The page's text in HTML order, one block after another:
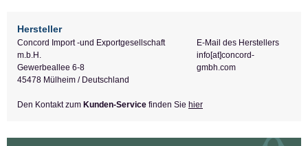
Hersteller
Concord Import -und Exportgesellschaft
m.b.H.
Gewerbeallee 6-8
45478 Mülheim / Deutschland
E-Mail des Herstellers
info[at]concord-
gmbh.com
Den Kontakt zum Kunden-Service finden Sie hier